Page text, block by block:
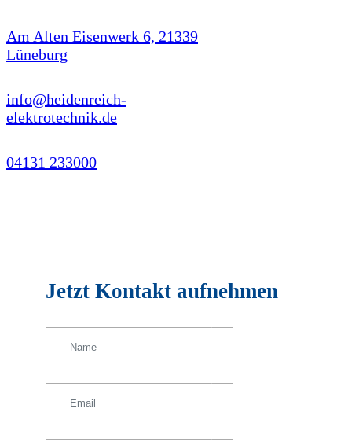
Am Alten Eisenwerk 6, 21339
Lüneburg
info@heidenreich-
elektrotechnik.de
04131 233000
Jetzt Kontakt aufnehmen